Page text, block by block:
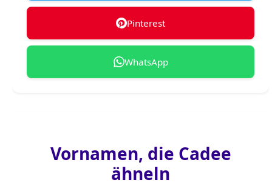
Pinterest
WhatsApp
Vornamen, die Cadee
ähneln